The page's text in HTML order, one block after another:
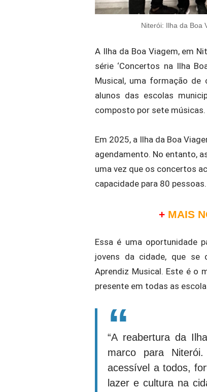
Niterói: Ilha da Boa
A Ilha da Boa Viagem, em
série ‘Concertos na Ilha
Musical, uma formação
alunos das escolas
composto por sete
Em 2025, a Ilha da Boa
agendamento. No entanto,
uma vez que os concertos
capacidade para 80
+ MAIS
Essa é uma oportunidade
jovens da cidade, que se
Aprendiz Musical. Este é o
presente em todas as
“A reabertura da
marco para
acessível a todos,
lazer e cultura na